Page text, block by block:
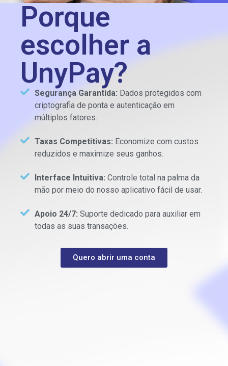
Porque
escolher a
UnyPay?
Segurança Garantida: Dados protegidos com
criptografia de ponta e autenticação em
múltiplos fatores.
Taxas Competitivas: Economize com custos
reduzidos e maximize seus ganhos.
Interface Intuitiva: Controle total na palma da
mão por meio do nosso aplicativo fácil de usar.
Apoio 24/7: Suporte dedicado para auxiliar em
todas as suas transações.
Quero abrir uma conta